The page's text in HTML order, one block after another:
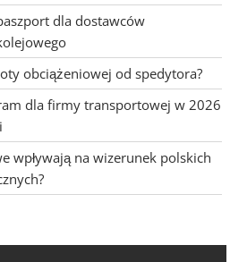
dla dostawców
obciążeniowej od spedytora?
dla firmy transportowej w 2026
wpływają na wizerunek polskich